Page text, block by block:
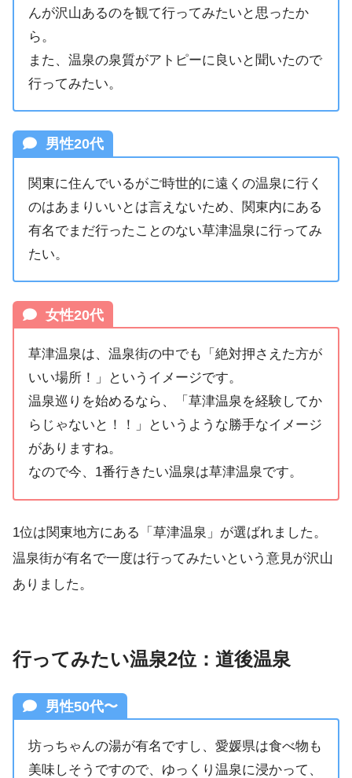
んが沢山あるのを観て行ってみたいと思ったか
ら。
また、温泉の泉質がアトピーに良いと聞いたので
行ってみたい。
男性20代
関東に住んでいるがご時世的に遠くの温泉に行く
のはあまりいいとは言えないため、関東内にある
有名でまだ行ったことのない草津温泉に行ってみ
たい。
女性20代
草津温泉は、温泉街の中でも「絶対押さえた方が
いい場所！」というイメージです。
温泉巡りを始めるなら、「草津温泉を経験してか
らじゃないと！！」というような勝手なイメージ
がありますね。
なので今、1番行きたい温泉は草津温泉です。
1位は関東地方にある「草津温泉」が選ばれました。
温泉街が有名で一度は行ってみたいという意見が沢山
ありました。
行ってみたい温泉2位：道後温泉
男性50代〜
坊っちゃんの湯が有名ですし、愛媛県は食べ物も
美味しそうですので、ゆっくり温泉に浸かって、